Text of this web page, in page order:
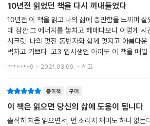
10년전 읽었던 책을 다시 꺼내들었다
10년전 이 책을 읽고 나의 삶에 충만함을 느끼며
데 잠깐 그 에너지를 놓치고 헤매다보니 이렇게 시
시크릿. 나의 멋진 동반자와 함께 멋지고 아름다
벅차고 기쁘다. 고3 입시생인 아이도 이 책을 매일
데 충만하고 벅찬마음으로 하루를 시작하는데 더
m*****9 2021.03.09. 신고
종이책 구매
이 책은 읽으면 당신의 삶에 도움이 됩니다
솔직히 처음 읽으면서, 먼 소리지 재미도 하나 없는데 그런데 흡입력이